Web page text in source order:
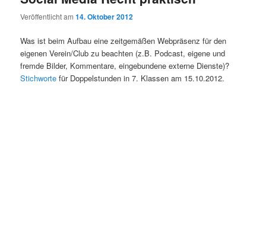
Veröffentlicht am14. Oktober 2012
Was ist beim Aufbau eine zeitgemäßen Webpräsenz für den
eigenen Verein/Club zu beachten (z.B. Podcast, eigene und
fremde Bilder, Kommentare, eingebundene externe Dienste)?
Stichworte für Doppelstunden in 7. Klassen am 15.10.2012.